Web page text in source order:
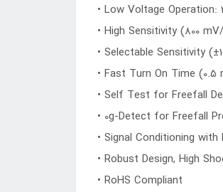
• Low Voltage Operation:
• High Sensitivity (800
• Selectable Sensitivity
• Fast Turn On Time (0.5
• Self Test for Freefall
• 0g-Detect for Freefall
• Signal Conditioning
• Robust Design, High
• RoHS Compliant